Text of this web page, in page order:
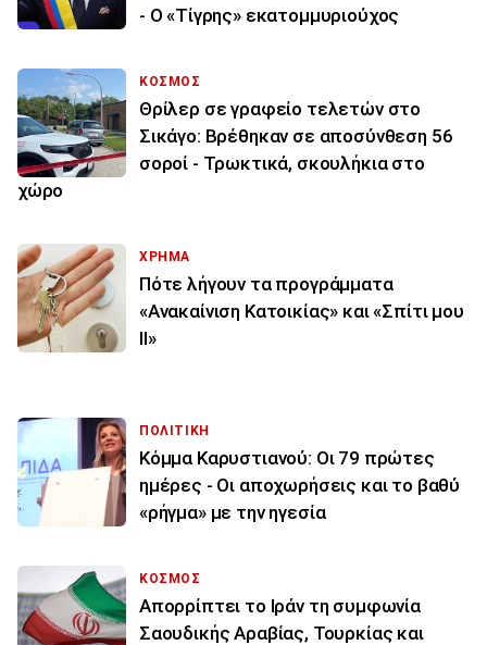
- Ο «Τίγρης» εκατομμυριούχος
ΚΟΣΜΟΣ
Θρίλερ σε γραφείο τελετών στο
Σικάγο: Βρέθηκαν σε αποσύνθεση 56
σοροί - Τρωκτικά, σκουλήκια στο
χώρο
ΧΡΗΜΑ
Πότε λήγουν τα προγράμματα
«Ανακαίνιση Κατοικίας» και «Σπίτι μου
ΙΙ»
ΠΟΛΙΤΙΚΗ
Κόμμα Καρυστιανού: Οι 79 πρώτες
ημέρες - Οι αποχωρήσεις και το βαθύ
«ρήγμα» με την ηγεσία
ΚΟΣΜΟΣ
Απορρίπτει το Ιράν τη συμφωνία
Σαουδικής Αραβίας, Τουρκίας και